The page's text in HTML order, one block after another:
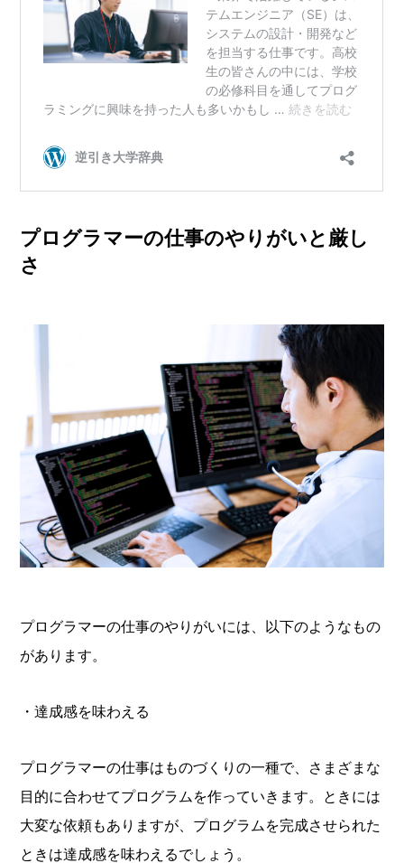
プログラマーの仕事のやりがいと厳し
さ
プログラマーの仕事のやりがいには、以下のようなもの
があります。
・達成感を味わえる
プログラマーの仕事はものづくりの一種で、さまざまな
目的に合わせてプログラムを作っていきます。ときには
大変な依頼もありますが、プログラムを完成させられた
ときは達成感を味わえるでしょう。